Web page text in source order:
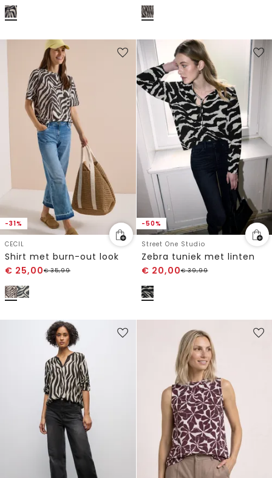
-31%
CECIL
Shirt met burn-out look
€ 25,00€35,99
-50%
Street One Studio
Zebra tuniek met linten
€ 20,00€39,99